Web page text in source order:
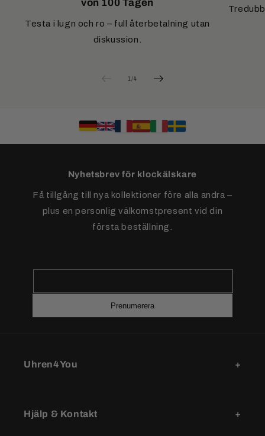
von 100 Tagen
Testa i lugn och ro – full återbetalning utan
diskussion.
1/av
4
Nyhetsbrev för klockälskare
Få tillgång till nya kollektioner före alla andra –
plus en personlig välkomstpresent vid din
första beställning.
Prenumerera
Uhren4You
Hjälp & Kontakt